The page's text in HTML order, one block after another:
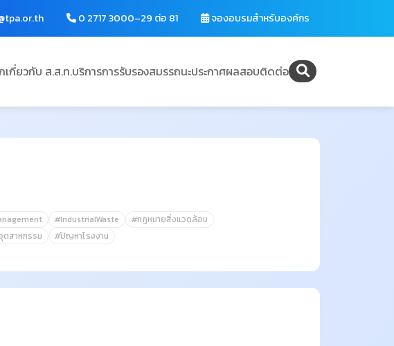
0 2717 3000–29 ต่อ 81 จองอบรมสำหรับองค์กร
เกี่ยวกับ ส.ส.ท.บริการการรับรองสมรรถนะประกาศผลสอบติดต่อ
#IndustrialWaste
#กฎหมายสิ่งแวดล้อม
ตสาหกรรม #ปัญหาโรงงาน